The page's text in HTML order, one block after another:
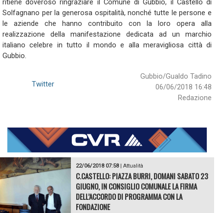
ritiene doveroso ringraziare il Comune di Gubbio, il Castello di
Solfagnano per la generosa ospitalità, nonché tutte le persone e
le aziende che hanno contribuito con la loro opera alla
realizzazione della manifestazione dedicata ad un marchio
italiano celebre in tutto il mondo e alla meravigliosa città di
Gubbio.
Gubbio/Gualdo Tadino
06/06/2018 16:48
Redazione
Twitter
22/06/2018 07:58| Attualità
C.CASTELLO: PIAZZA BURRI, DOMANI SABATO 23
GIUGNO, IN CONSIGLIO COMUNALE LA FIRMA
DELL’ACCORDO DI PROGRAMMA CON LA
FONDAZIONE